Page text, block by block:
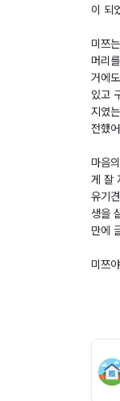
이 되
미쯔
머리
거에
있고
지였
전했
마음
게 잘
유기
생을
만에
미쯔